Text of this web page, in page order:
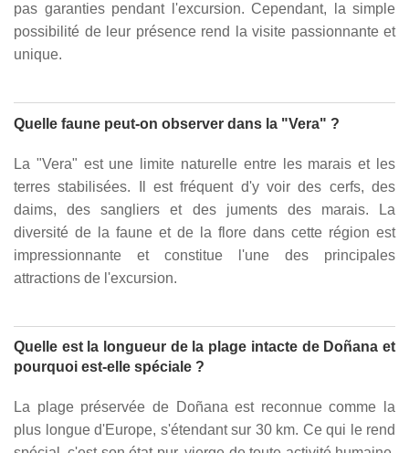
pas garanties pendant l'excursion. Cependant, la simple
possibilité de leur présence rend la visite passionnante et
unique.
Quelle faune peut-on observer dans la "Vera" ?
La "Vera" est une limite naturelle entre les marais et les
terres stabilisées. Il est fréquent d'y voir des cerfs, des
daims, des sangliers et des juments des marais. La
diversité de la faune et de la flore dans cette région est
impressionnante et constitue l'une des principales
attractions de l'excursion.
Quelle est la longueur de la plage intacte de Doñana et
pourquoi est-elle spéciale ?
La plage préservée de Doñana est reconnue comme la
plus longue d'Europe, s'étendant sur 30 km. Ce qui le rend